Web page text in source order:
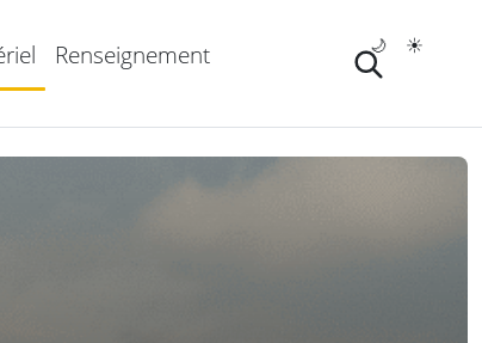
Renseignement ☀️
🌙